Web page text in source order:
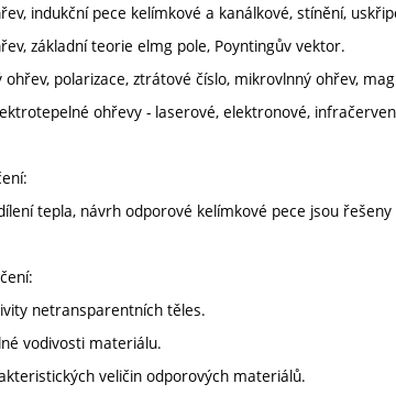
indukční pece kelímkové a kanálkové, stínění,
základní teorie elmg pole, Poyntingův vektor.
ohřev, polarizace, ztrátové číslo, mikrovlnný ohřev,
ohřevy - laserové, elektronové,
tepla, návrh odporové kelímkové pece jsou
netransparentních těles.
vodivosti materiálu.
veličin odporových materiálů.